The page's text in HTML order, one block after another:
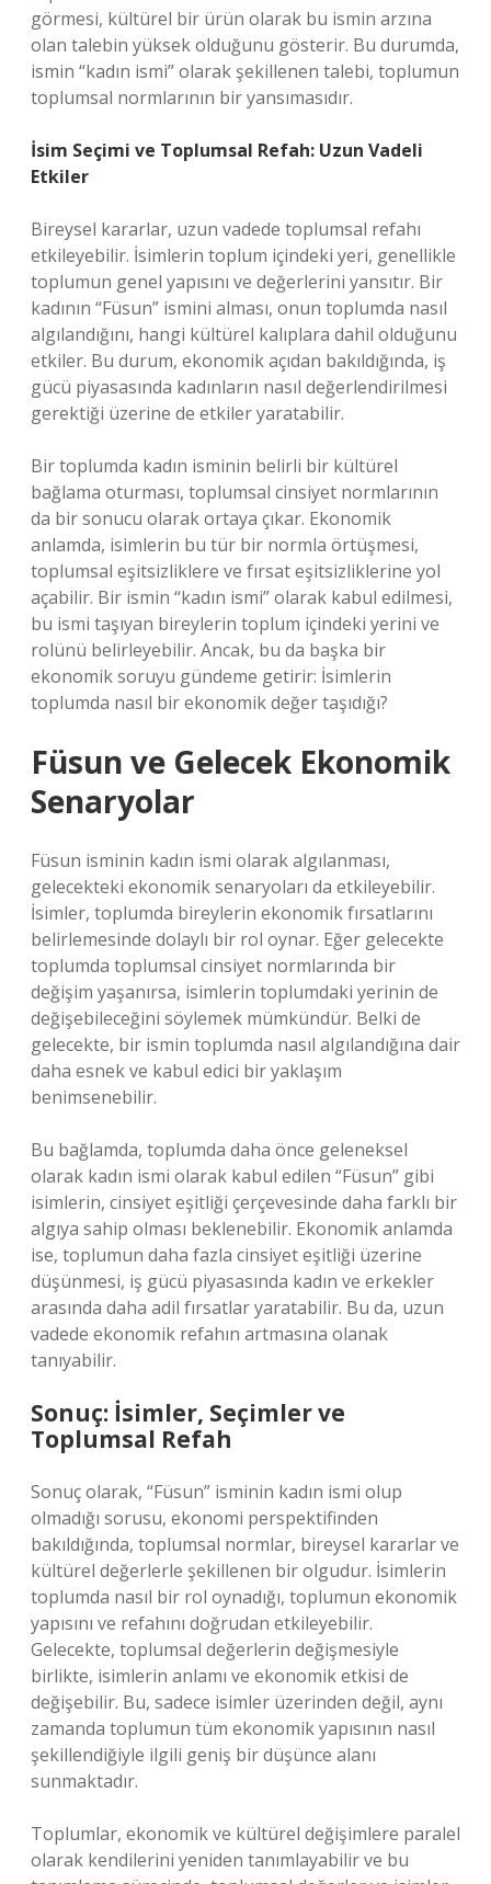
görmesi, kültürel bir ürün olarak bu ismin arzına
olan talebin yüksek olduğunu gösterir. Bu durumda,
ismin “kadın ismi” olarak şekillenen talebi, toplumun
toplumsal normlarının bir yansımasıdır.
İsim Seçimi ve Toplumsal Refah: Uzun Vadeli
Etkiler
Bireysel kararlar, uzun vadede toplumsal refahı
etkileyebilir. İsimlerin toplum içindeki yeri, genellikle
toplumun genel yapısını ve değerlerini yansıtır. Bir
kadının “Füsun” ismini alması, onun toplumda nasıl
algılandığını, hangi kültürel kalıplara dahil olduğunu
etkiler. Bu durum, ekonomik açıdan bakıldığında, iş
gücü piyasasında kadınların nasıl değerlendirilmesi
gerektiği üzerine de etkiler yaratabilir.
Bir toplumda kadın isminin belirli bir kültürel
bağlama oturması, toplumsal cinsiyet normlarının
da bir sonucu olarak ortaya çıkar. Ekonomik
anlamda, isimlerin bu tür bir normla örtüşmesi,
toplumsal eşitsizliklere ve fırsat eşitsizliklerine yol
açabilir. Bir ismin “kadın ismi” olarak kabul edilmesi,
bu ismi taşıyan bireylerin toplum içindeki yerini ve
rolünü belirleyebilir. Ancak, bu da başka bir
ekonomik soruyu gündeme getirir: İsimlerin
toplumda nasıl bir ekonomik değer taşıdığı?
Füsun ve Gelecek Ekonomik
Senaryolar
Füsun isminin kadın ismi olarak algılanması,
gelecekteki ekonomik senaryoları da etkileyebilir.
İsimler, toplumda bireylerin ekonomik fırsatlarını
belirlemesinde dolaylı bir rol oynar. Eğer gelecekte
toplumda toplumsal cinsiyet normlarında bir
değişim yaşanırsa, isimlerin toplumdaki yerinin de
değişebileceğini söylemek mümkündür. Belki de
gelecekte, bir ismin toplumda nasıl algılandığına dair
daha esnek ve kabul edici bir yaklaşım
benimsenebilir.
Bu bağlamda, toplumda daha önce geleneksel
olarak kadın ismi olarak kabul edilen “Füsun” gibi
isimlerin, cinsiyet eşitliği çerçevesinde daha farklı bir
algıya sahip olması beklenebilir. Ekonomik anlamda
ise, toplumun daha fazla cinsiyet eşitliği üzerine
düşünmesi, iş gücü piyasasında kadın ve erkekler
arasında daha adil fırsatlar yaratabilir. Bu da, uzun
vadede ekonomik refahın artmasına olanak
tanıyabilir.
Sonuç: İsimler, Seçimler ve
Toplumsal Refah
Sonuç olarak, “Füsun” isminin kadın ismi olup
olmadığı sorusu, ekonomi perspektifinden
bakıldığında, toplumsal normlar, bireysel kararlar ve
kültürel değerlerle şekillenen bir olgudur. İsimlerin
toplumda nasıl bir rol oynadığı, toplumun ekonomik
yapısını ve refahını doğrudan etkileyebilir.
Gelecekte, toplumsal değerlerin değişmesiyle
birlikte, isimlerin anlamı ve ekonomik etkisi de
değişebilir. Bu, sadece isimler üzerinden değil, aynı
zamanda toplumun tüm ekonomik yapısının nasıl
şekillendiğiyle ilgili geniş bir düşünce alanı
sunmaktadır.
Toplumlar, ekonomik ve kültürel değişimlere paralel
olarak kendilerini yeniden tanımlayabilir ve bu